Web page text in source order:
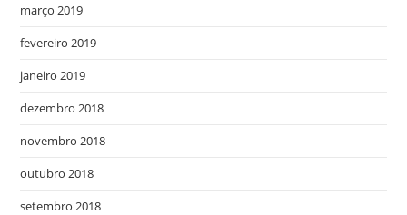
março 2019
fevereiro 2019
janeiro 2019
dezembro 2018
novembro 2018
outubro 2018
setembro 2018